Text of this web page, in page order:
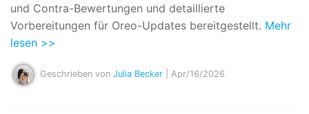
und Contra-Bewertungen und detaillierte
Vorbereitungen für Oreo-Updates bereitgestellt. Mehr
lesen >>
Geschrieben von Julia Becker | Apr/16/2026